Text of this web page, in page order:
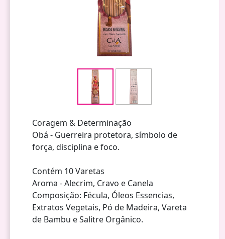
Coragem & Determinação
Obá - Guerreira protetora, símbolo de
força, disciplina e foco.
Contém 10 Varetas
Aroma - Alecrim, Cravo e Canela
Composição: Fécula, Óleos Essencias,
Extratos Vegetais, Pó de Madeira, Vareta
de Bambu e Salitre Orgânico.